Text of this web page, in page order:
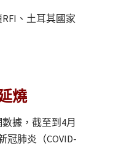
、土耳其國家
燒
據，截至到4月
冠肺炎（COVID-